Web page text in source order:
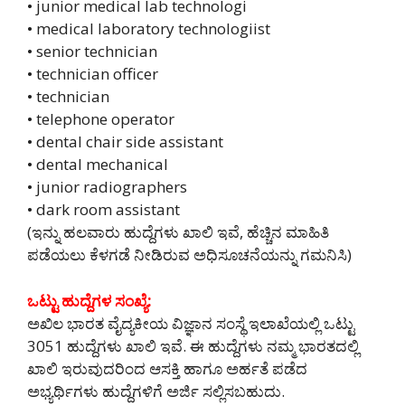
• junior medical lab technologi
• medical laboratory technologiist
• senior technician
• technician officer
• technician
• telephone operator
• dental chair side assistant
• dental mechanical
• junior radiographers
• dark room assistant
(ಇನ್ನು ಹಲವಾರು ಹುದ್ದೆಗಳು ಖಾಲಿ ಇವೆ, ಹೆಚ್ಚಿನ ಮಾಹಿತಿ
ಪಡೆಯಲು ಕೆಳಗಡೆ ನೀಡಿರುವ ಅಧಿಸೂಚನೆಯನ್ನು ಗಮನಿಸಿ)
ಒಟ್ಟು ಹುದ್ದೆಗಳ ಸಂಖ್ಯೆ:
ಅಖಿಲ ಭಾರತ ವೈದ್ಯಕೀಯ ವಿಜ್ಞಾನ ಸಂಸ್ಥೆ ಇಲಾಖೆಯಲ್ಲಿ ಒಟ್ಟು
3051 ಹುದ್ದೆಗಳು ಖಾಲಿ ಇವೆ. ಈ ಹುದ್ದೆಗಳು ನಮ್ಮ ಭಾರತದಲ್ಲಿ
‌ಖಾಲಿ ಇರುವುದರಿಂದ ಆಸಕ್ತಿ ಹಾಗೂ ಅರ್ಹತೆ ಪಡೆದ
ಅಭ್ಯರ್ಥಿಗಳು ಹುದ್ದೆಗಳಿಗೆ ಅರ್ಜಿ ಸಲ್ಲಿಸಬಹುದು.